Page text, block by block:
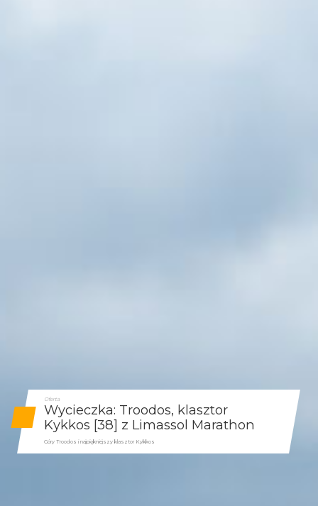
Oferta
Wycieczka: Troodos, klasztor
Kykkos [38] z Limassol Marathon
Góry Troodos i najpiękniejszy klasztor Kykkos